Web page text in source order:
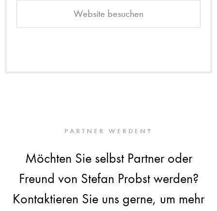
Website besuchen
PARTNER WERDEN?
Möchten Sie selbst Partner oder
Freund von Stefan Probst werden?
Kontaktieren Sie uns gerne, um mehr